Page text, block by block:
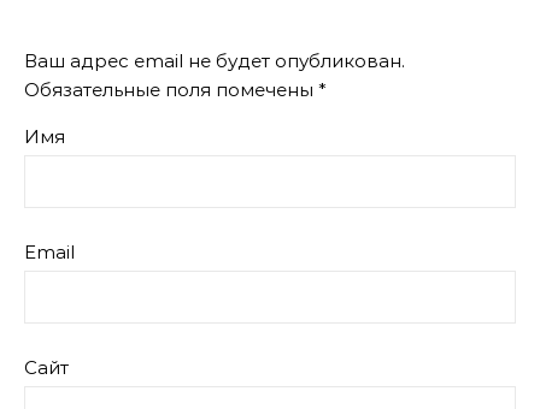
Ваш адрес email не будет опубликован.
Обязательные поля помечены *
Имя
Email
Сайт